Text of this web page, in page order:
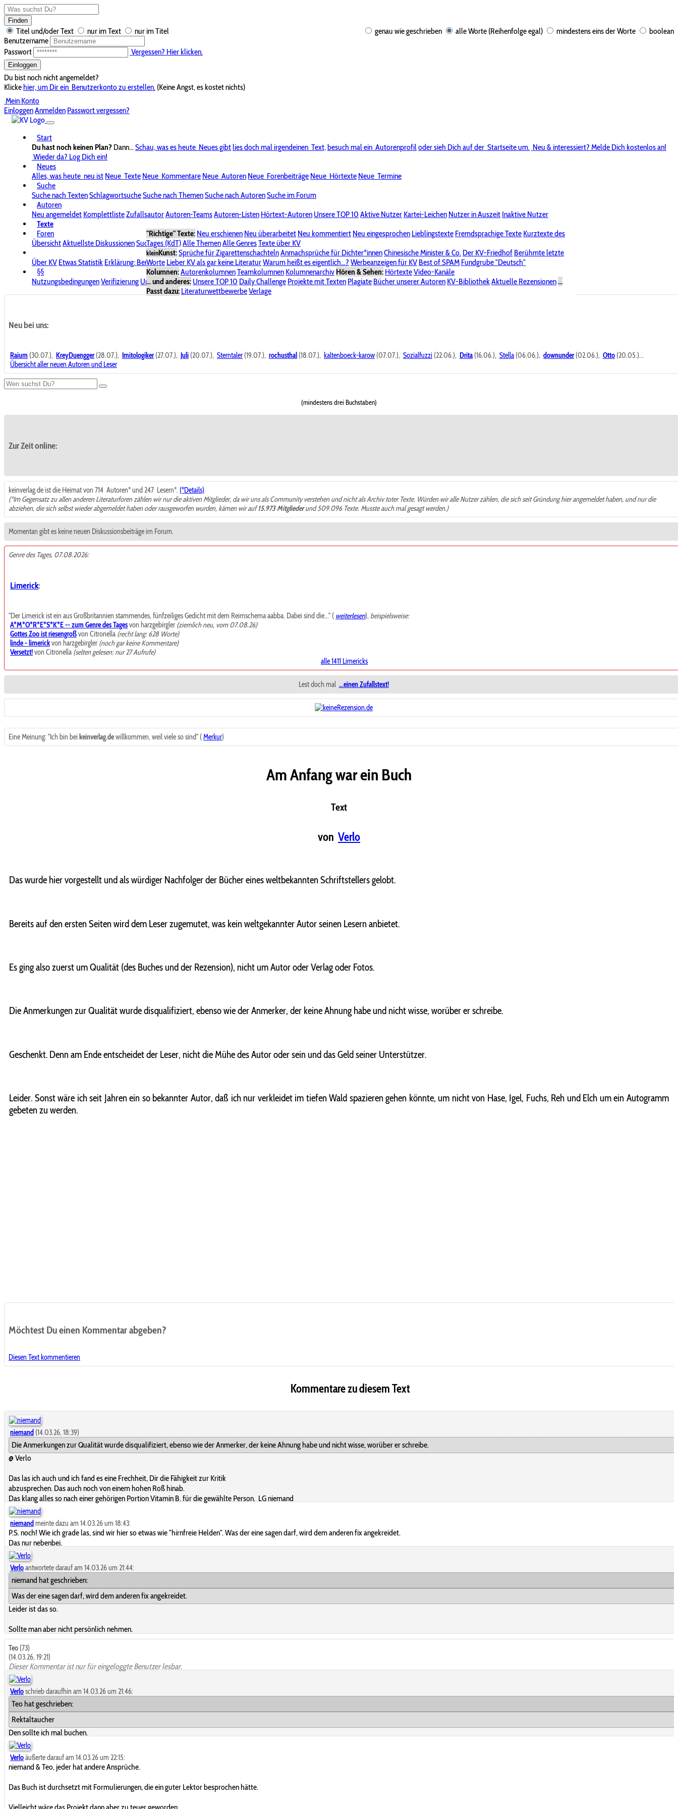
Finden
genau wie geschrieben alle Worte (Reihenfolge egal) mindestens eins der Worte boolean
Titel und/oder Text nur im Text
nur im Titel
Benutzername
Passwort
Vergessen? Hier klicken.
Einloggen
Du bist noch nicht angemeldet?
Klickehier, um Dir ein Benutzerkonto zu erstellen. (Keine Angst, es kostet nichts)
Mein Konto
EinloggenAnmelden Passwort vergessen?
Start
Du hast noch keinen Plan? Dann...Schau, was es heute Neues gibtlies doch mal irgendeinen Text,besuch mal ein Autorenprofiloder sieh Dich auf der Startseite um. Neu & interessiert? Melde Dich kostenlos an!
Wieder da? Log Dich ein!
Neues
Alles, was heute neu ist Neue Texte Neue Kommentare Neue Autoren Neue Forenbeiträge Neue Hörtexte Neue Termine
Suche
Suche nach TextenSchlagwortsucheSuche nach ThemenSuche nach AutorenSuche im Forum
Autoren
Neu angemeldet KomplettlisteZufallsautorAutoren-TeamsAutoren-Listen Hörtext-Autoren Unsere TOP 10 Aktive Nutzer Kartei-Leichen Nutzer in Auszeit Inaktive Nutzer
Texte
"Richtige" Texte: Neu erschienen Neu überarbeitet Neu kommentiert Neu eingesprochen Lieblingstexte Fremdsprachige Texte Kurztexte des
Tages (KdT)Alle ThemenAlle GenresTexte über KV
kleinKunst:Sprüche für ZigarettenschachtelnAnmachsprüche für Dichter*innenChinesische Minister & Co. Der KV-Friedhof Berühmte letzte
Worte Lieber KV als gar keine LiteraturWarum heißt es eigentlich...? Werbeanzeigen für KV Best of SPAM Fundgrube "Deutsch"
Kolumnen:AutorenkolumnenTeamkolumnen Kolumnenarchiv Hören & Sehen: HörtexteVideo-Kanäle
... und anderes: Unsere TOP 10 Daily Challenge Projekte mit Texten Plagiate Bücher unserer Autoren KV-BibliothekAktuelle Rezensionen...
Passt dazu: LiteraturwettbewerbeVerlage
Foren
ÜbersichtAktuellste DiskussionenSuche im ForumBereich "KV-Board"Bereich "Literatur & Schreiberei"
Über KV Etwas Statistik Erklärung: BenutzersymboleSpende für KV Unsere SpenderlisteAlle Wege führen zu KVPasswort vergessen?
§§
NutzungsbedingungenVerifizierung UrheberrechtAvatare & BilderStalkingDatenschutzerklärungImpressum
Neu bei uns:
Raium (30.07.), KreyDuengger(28.07.), Imitologiker(27.07.), Juli (20.07.), Sterntaler (19.07.), rochusthal (18.07.), kaltenboeck-karow (07.07.), Sozialfuzzi (22.06.), Drita (16.06.), Stella (06.06.), downunder(02.06.), Otto (20.05.)...
Übersicht aller neuen Autoren und Leser
(mindestens drei Buchstaben)
Zur Zeit online:
keinverlag.de ist die Heimat von 714 Autoren* und 247 Lesern*. (*Details)
(*Im Gegensatz zu allen anderen Literaturforen zählen wir nur die aktiven Mitglieder, da wir uns als Community verstehen und nicht als Archiv toter Texte. Würden wir alle Nutzer zählen, die sich seit Gründung hier angemeldet haben, und nur die
abziehen, die sich selbst wieder abgemeldet haben oder rausgeworfen wurden, kämen wir auf15.973 Mitgliederund 509.096 Texte. Musste auch mal gesagt werden.)
Momentan gibt es keine neuen Diskussionsbeiträge im Forum.
Genre des Tages, 07.08.2026:
Limerick:
"Der Limerick ist ein aus Großbritannien stammendes, fünfzeiliges Gedicht mit dem Reimschema aabba. Dabei sind die..." ( weiterlesen),beispielsweise:
A*M*O*R*E*S*K*E -- zum Genre des Tagesvon harzgebirgler (ziemlich neu, vom 07.08.26)
Gottes Zoo ist riesengroßvon Citronella (recht lang: 628 Worte)
linde - limerickvon harzgebirgler (noch gar keine Kommentare)
Versetzt!von Citronella (selten gelesen: nur 27 Aufrufe)
alle 1411 Limericks
Lest doch mal ...einen Zufallstext!
Eine Meinung: "Ich bin bei keinverlag.dewillkommen, weil viele so sind" (Merkur)
Am Anfang war ein Buch
Text
von Verlo
Das wurde hier vorgestellt und als würdiger Nachfolger der Bücher eines weltbekannten Schriftstellers gelobt.
Bereits auf den ersten Seiten wird dem Leser zugemutet, was kein weltgekannter Autor seinen Lesern anbietet.
Es ging also zuerst um Qualität (des Buches und der Rezension), nicht um Autor oder Verlag oder Fotos.
Die Anmerkungen zur Qualität wurde disqualifiziert, ebenso wie der Anmerker, der keine Ahnung habe und nicht wisse, worüber er schreibe.
Geschenkt. Denn am Ende entscheidet der Leser, nicht die Mühe des Autor oder sein und das Geld seiner Unterstützer.
Leider. Sonst wäre ich seit Jahren ein so bekannter Autor, daß ich nur verkleidet im tiefen Wald spazieren gehen könnte, um nicht von Hase, Igel, Fuchs, Reh und Elch um ein Autogramm
gebeten zu werden.
Möchtest Du einen Kommentar abgeben?
Diesen Text kommentieren
Kommentare zu diesem Text
niemand (14.03.26, 18:39)
Die Anmerkungen zur Qualität wurde disqualifiziert, ebenso wie der Anmerker, der keine Ahnung habe und nicht wisse, worüber er schreibe.
@ Verlo
Das las ich auch und ich fand es eine Frechheit, Dir die Fähigkeit zur Kritik
abzusprechen. Das auch noch von einem hohen Roß hinab.
Das klang alles so nach einer gehörigen Portion Vitamin B. für die gewählte Person. LG niemand
niemand meinte dazu am 14.03.26 um 18:43:
P.S. noch! Wie ich grade las, sind wir hier so etwas wie "hirnfreie Helden". Was der eine sagen darf, wird dem anderen fix angekreidet.
Das nur nebenbei.
Verloantwortete darauf am 14.03.26 um 21:44:
niemand hat geschrieben:
Was der eine sagen darf, wird dem anderen fix angekreidet.
Leider ist das so.
Sollte man aber nicht persönlich nehmen.
Teo (73)
(14.03.26, 19:21)
Dieser Kommentar ist nur für eingeloggte Benutzer lesbar.
Verloschrieb daraufhin am 14.03.26 um 21:46:
Teo hat geschrieben:
Rektaltaucher
Den sollte ich mal buchen.
Verloäußerte darauf am 14.03.26 um 22:15:
niemand & Teo, jeder hat andere Ansprüche.
Das Buch ist durchsetzt mit Formulierungen, die ein guter Lektor besprochen hätte.